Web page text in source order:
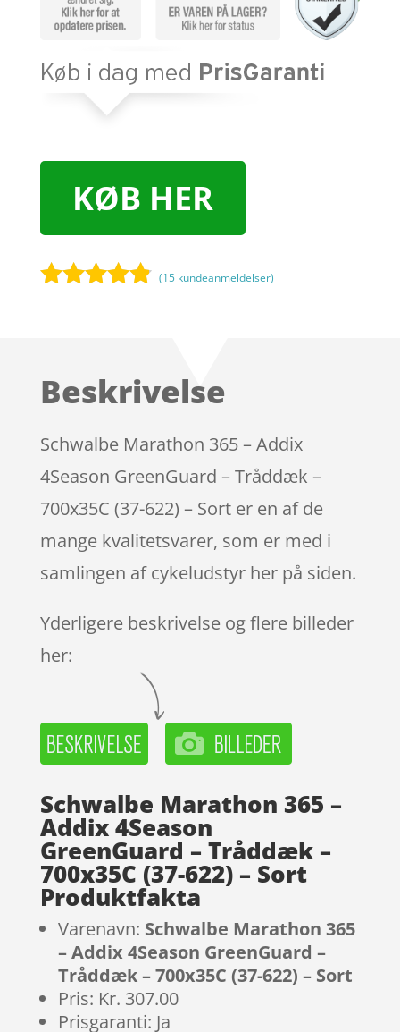
KØB HER
kundebedø
(15 kundeanmeldelser)
Beskrivelse
Schwalbe Marathon 365 – Addix
4Season GreenGuard – Tråddæk –
700x35C (37-622) – Sort er en af de
mange kvalitetsvarer, som er med i
samlingen af cykeludstyr her på siden.
Yderligere beskrivelse og flere billeder
her:
Schwalbe Marathon 365 –
Addix 4Season
GreenGuard – Tråddæk –
700x35C (37-622) – Sort
Produktfakta
Varenavn: Schwalbe Marathon 365
– Addix 4Season GreenGuard –
Tråddæk – 700x35C (37-622) – Sort
Pris: Kr. 307.00
Prisgaranti: Ja